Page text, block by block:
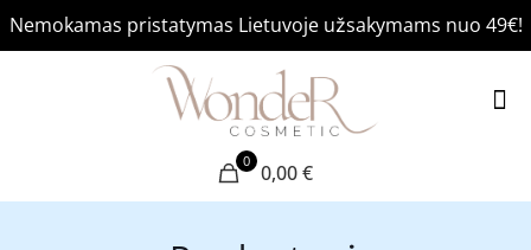
Nemokamas pristatymas Lietuvoje užsakymams nuo 49€!
0 0,00 €